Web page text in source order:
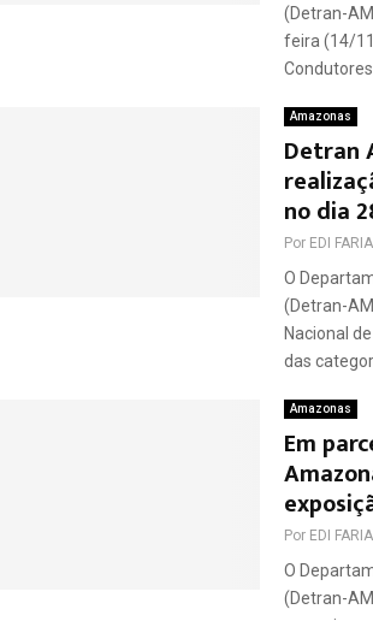
(Detran-
feira (14/
Condutores
Amazonas
Detran
no dia
Por EDI
O
(Detran-
Nacional
das
Amazonas
Em
Por EDI
O
(Detran-